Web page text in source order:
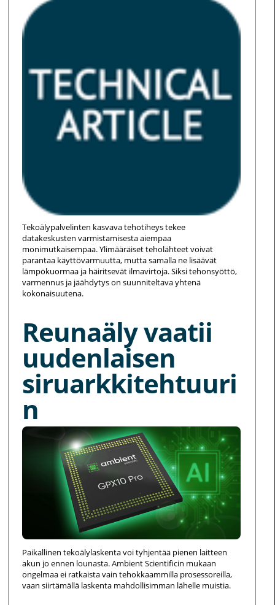
Tekoälypalvelinten kasvava tehotiheys tekee
datakeskusten varmistamisesta aiempaa
monimutkaisempaa. Ylimääräiset teholähteet voivat
parantaa käyttövarmuutta, mutta samalla ne lisäävät
lämpökuormaa ja häiritsevät ilmavirtoja. Siksi tehonsyöttö,
varmennus ja jäähdytys on suunniteltava yhtenä
kokonaisuutena.
Reunaäly vaatii
uudenlaisen
siruarkkitehtuuri
n
Paikallinen tekoälylaskenta voi tyhjentää pienen laitteen
akun jo ennen lounasta. Ambient Scientificin mukaan
ongelmaa ei ratkaista vain tehokkaammilla prosessoreilla,
vaan siirtämällä laskenta mahdollisimman lähelle muistia.